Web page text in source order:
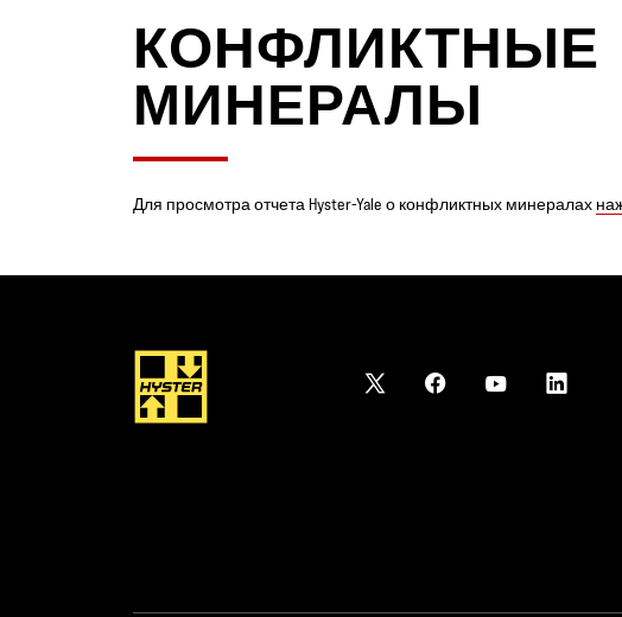
КОНФЛИКТНЫЕ
МИНЕРАЛЫ
Для просмотра отчета Hyster-Yale о конфликтных минералах